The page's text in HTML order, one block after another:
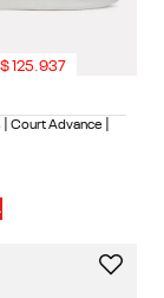
| Court Advance |
$ 125.937